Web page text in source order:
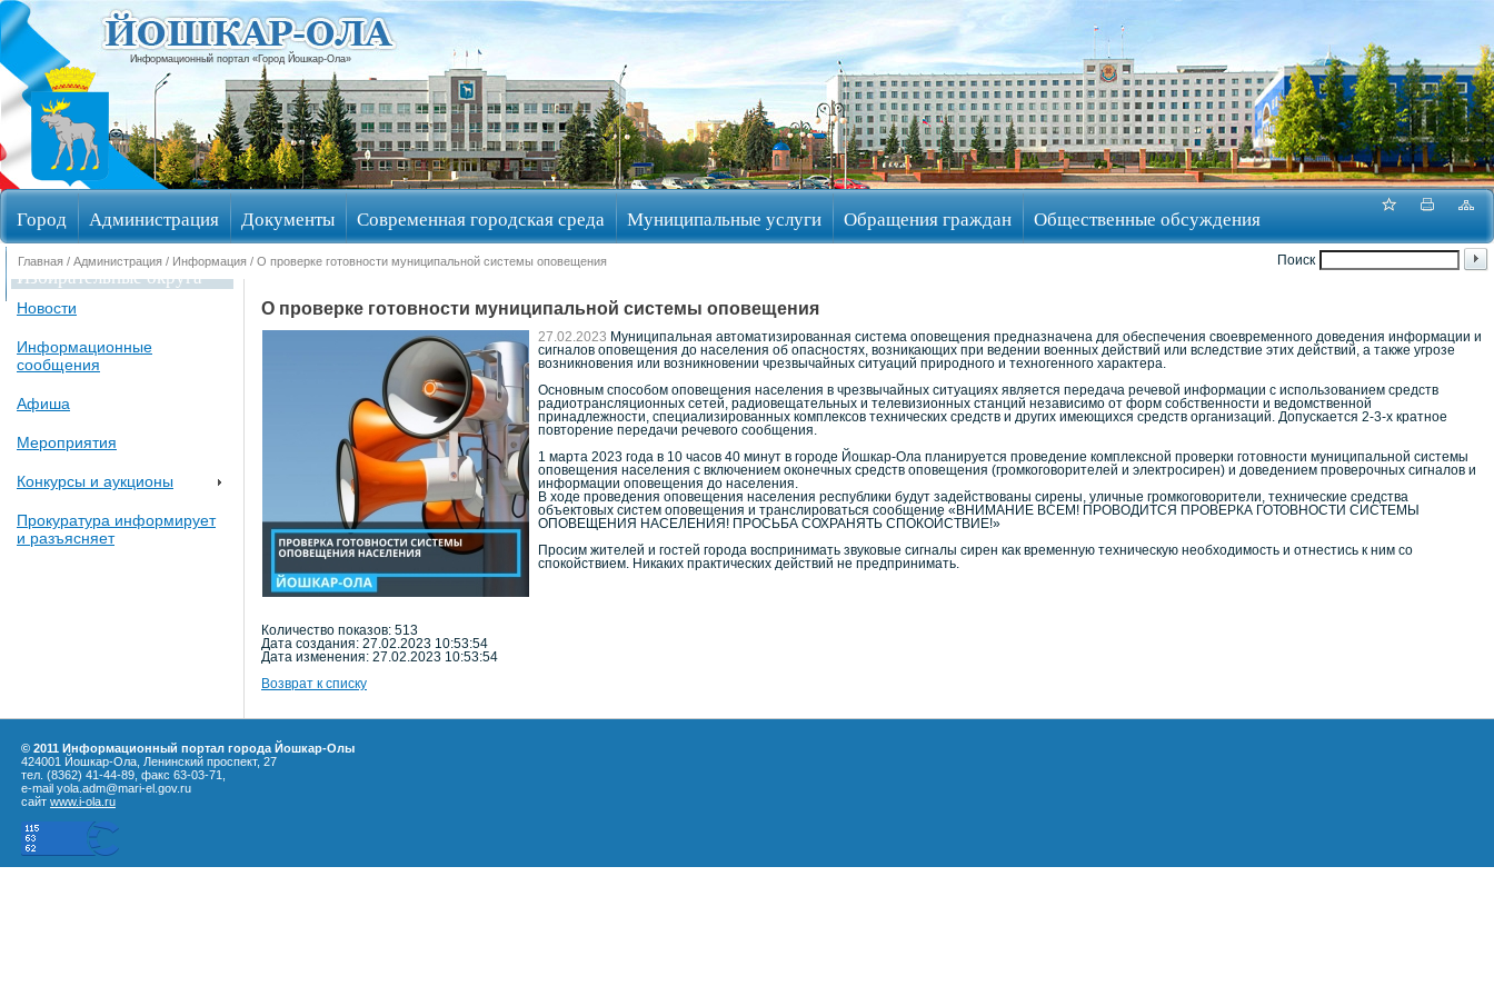
Информационный портал «Город Йошкар-Ола»
Город Администрация Документы Современная городская среда Муниципальные услуги Обращения граждан Общественные обсуждения
Избирательные округа
Поиск
Главная / Администрация / Информация / О проверке готовности муниципальной системы оповещения
Новости
Информационные
сообщения
Афиша
Мероприятия
Конкурсы и аукционы
Прокуратура информирует
и разъясняет
О проверке готовности муниципальной системы оповещения
27.02.2023 Муниципальная автоматизированная система оповещения предназначена для обеспечения своевременного доведения информации и
сигналов оповещения до населения об опасностях, возникающих при ведении военных действий или вследствие этих действий, а также угрозе
возникновения или возникновении чрезвычайных ситуаций природного и техногенного характера.
Основным способом оповещения населения в чрезвычайных ситуациях является передача речевой информации с использованием средств
радиотрансляционных сетей, радиовещательных и телевизионных станций независимо от форм собственности и ведомственной
принадлежности, специализированных комплексов технических средств и других имеющихся средств организаций. Допускается 2-3-х кратное
повторение передачи речевого сообщения.
1 марта 2023 года в 10 часов 40 минут в городе Йошкар-Ола планируется проведение комплексной проверки готовности муниципальной системы
оповещения населения с включением оконечных средств оповещения (громкоговорителей и электросирен) и доведением проверочных сигналов и
информации оповещения до населения.
В ходе проведения оповещения населения республики будут задействованы сирены, уличные громкоговорители, технические средства
объектовых систем оповещения и транслироваться сообщение «ВНИМАНИЕ ВСЕМ! ПРОВОДИТСЯ ПРОВЕРКА ГОТОВНОСТИ СИСТЕМЫ
ОПОВЕЩЕНИЯ НАСЕЛЕНИЯ! ПРОСЬБА СОХРАНЯТЬ СПОКОЙСТВИЕ!»
Просим жителей и гостей города воспринимать звуковые сигналы сирен как временную техническую необходимость и отнестись к ним со
спокойствием. Никаких практических действий не предпринимать.
Количество показов: 513
Дата создания: 27.02.2023 10:53:54
Дата изменения: 27.02.2023 10:53:54
Возврат к списку
© 2011 Информационный портал города Йошкар-Олы
424001 Йошкар-Ола, Ленинский проспект, 27
тел. (8362) 41-44-89, факс 63-03-71,
e-mail yola.adm@mari-el.gov.ru
сайт www.i-ola.ru